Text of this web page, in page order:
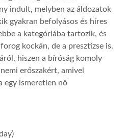
indult, melyben az áldozatok
gyakran befolyásos és híres
a kategóriába tartozik, és
kockán, de a presztízse is.
hiszen a bíróság komoly
erőszakért, amivel
egy ismeretlen nő